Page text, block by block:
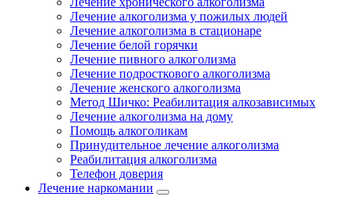
Лечение алкоголизма у пожилых людей
Лечение алкоголизма в стационаре
Лечение белой горячки
Лечение пивного алкоголизма
Лечение подросткового алкоголизма
Лечение женского алкоголизма
Метод Шичко: Реабилитация алкозависимых
Лечение алкоголизма на дому
Помощь алкоголикам
Принудительное лечение алкоголизма
Реабилитация алкоголизма
Телефон доверия
Лечение наркомании